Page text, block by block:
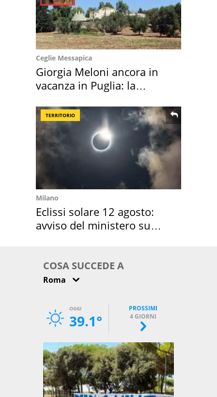
Ceglie Messapica
Giorgia Meloni ancora in
vacanza in Puglia: la
TERRITORIO
Milano
Eclissi solare 12 agosto:
avviso del ministero su